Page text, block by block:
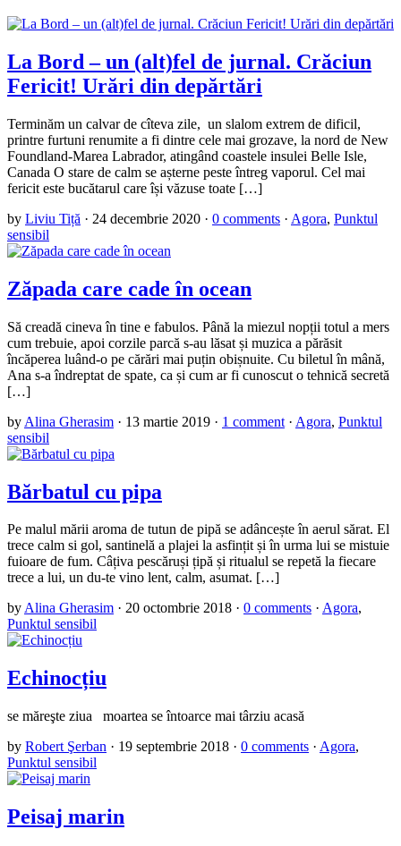
La Bord – un (alt)fel de jurnal. Crăciun
Fericit! Urări din depărtări
Terminăm un calvar de cîteva zile, un slalom extrem de dificil,
printre furtuni renumite a fi dintre cele mai grozave, la nord de New
Foundland-Marea Labrador, atingând coastele insulei Belle Isle,
Canada O stare de calm se așterne peste întreg vaporul. Cel mai
fericit este bucătarul care își văzuse toate […]
by Liviu Tiță · 24 decembrie 2020 · 0 comments · Agora, Punktul
sensibil
Zăpada care cade în ocean
Să creadă cineva în tine e fabulos. Până la miezul nopții totul a mers
cum trebuie, apoi corzile parcă s-au lăsat și muzica a părăsit
încăperea luând-o pe cărări mai puțin obișnuite. Cu biletul în mână,
Ana s-a îndreptat de spate, ca și cum ar fi cunoscut o tehnică secretă
[…]
by Alina Gherasim · 13 martie 2019 · 1 comment · Agora, Punktul
sensibil
Bărbatul cu pipa
Pe malul mării aroma de tutun de pipă se adâncește în aerul sărat. El
trece calm si gol, santinelă a plajei la asfințit și în urma lui se mistuie
fuioare de fum. Câțiva pescăruși țipă și ritualul se repetă la fiecare
trece a lui, un du-te vino lent, calm, asumat. […]
byAlina Gherasim · 20 octombrie 2018 · 0 comments · Agora,
Punktul sensibil
Echinocțiu
se măreşte ziua moartea se întoarce mai târziu acasă
by Robert Şerban · 19 septembrie 2018 · 0 comments · Agora,
Punktul sensibil
Peisaj marin